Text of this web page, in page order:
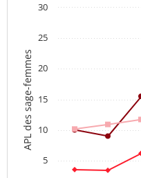
APL des sage-femmes
5
10
15
20
25
30